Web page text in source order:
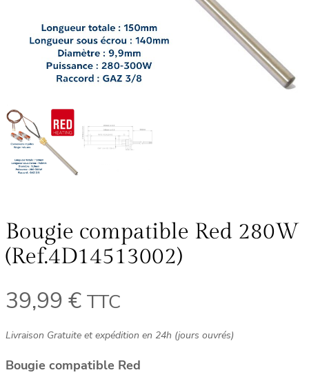
Bougie compatible Red 280W
(Ref.4D14513002)
39,99 € TTC
Livraison Gratuite et expédition en 24h (jours ouvrés)
Bougie compatible Red